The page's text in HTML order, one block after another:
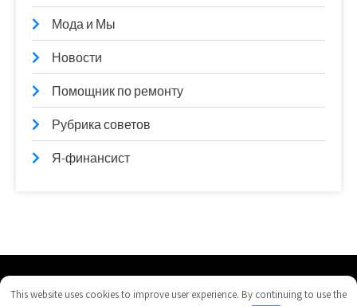
Мода и Мы
Новости
Помощник по ремонту
Рубрика советов
Я-финансист
This website uses cookies to improve user experience. By continuing to use the